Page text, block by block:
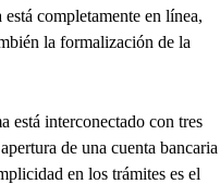
completamente en línea,
la formalización de la
está interconectado con tres
de una cuenta bancaria
en los trámites es el